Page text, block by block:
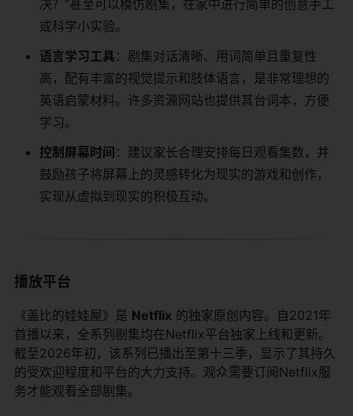
决？”甚至可以模仿剧集，在家中进行简单的创意手工
或科学小实验。
语言学习工具 ：剧集对话清晰、用词简单且重复性
高，配有丰富的视觉提示和肢体语言，是非常理想的
英语启蒙材料。许多资源网站也提供其台词本，方便
学习。
控制屏幕时间 ：建议家长合理安排每日观看集数，并
鼓励孩子将屏幕上的灵感转化为现实的游戏和创作，
实现从虚拟到现实的积极互动。
播放平台
《盖比的娃娃屋》是 Netflix ​ 的独家原创内容。自2021年
首播以来，全系列剧集均在Netflix平台独家上线和更新。
截至2026年初，该系列已播出至第十三季，显示了其持久
的受欢迎程度和平台的大力支持。观众需要订阅Netflix服
务才能观看全部剧集。